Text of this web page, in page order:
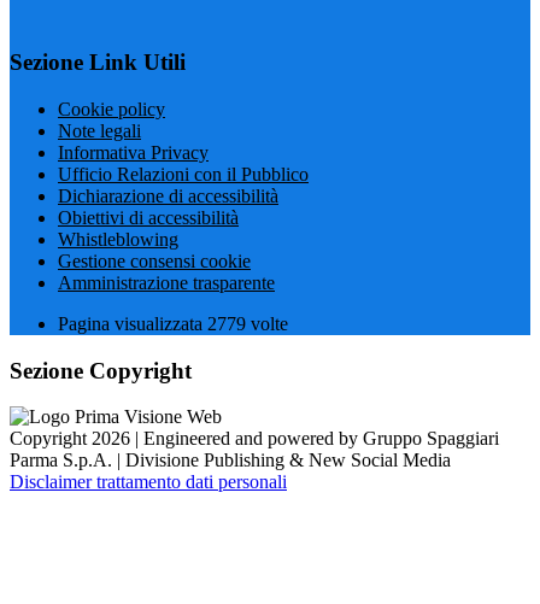
Sezione Link Utili
Cookie policy
Note legali
Informativa Privacy
Ufficio Relazioni con il Pubblico
Dichiarazione di accessibilità
Obiettivi di accessibilità
Whistleblowing
Gestione consensi cookie
Amministrazione trasparente
Pagina visualizzata 2779 volte
Sezione Copyright
Copyright 2026 | Engineered and powered by Gruppo Spaggiari
Parma S.p.A. | Divisione Publishing & New Social Media
Disclaimer trattamento dati personali